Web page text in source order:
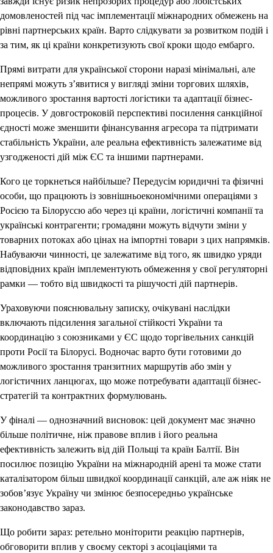
домовленостей під час імплементації міжнародних обмежень на
рівні партнерських країн. Варто слідкувати за розвитком подій і
за тим, як ці країни конкретизують свої кроки щодо ембарго.
Прямі витрати для української сторони наразі мінімальні, але
непрямі можуть з’явитися у вигляді зміни торгових шляхів,
можливого зростання вартості логістики та адаптації бізнес-
процесів. У довгостроковій перспективі посилення санкційної
єдності може зменшити фінансування агресора та підтримати
стабільність України, але реальна ефективність залежатиме від
узгодженості дій між ЄС та іншими партнерами.
Кого це торкнеться найбільше? Передусім юридичні та фізичні
особи, що працюють із зовнішньоекономічними операціями з
Росією та Білоруссю або через ці країни, логістичні компанії та
українські контрагенти; громадяни можуть відчути зміни у
товарних потоках або цінах на імпортні товари з цих напрямків.
Набуваючи чинності, це залежатиме від того, як швидко уряди
відповідних країн імплементують обмеження у свої регуляторні
рамки — тобто від швидкості та рішучості дій партнерів.
Ураховуючи пояснювальну записку, очікувані наслідки
включають підсилення загальної стійкості України та
координацію з союзниками у ЄС щодо торгівельних санкцій
проти Росії та Білорусі. Водночас варто бути готовими до
можливого зростання транзитних маршрутів або змін у
логістичних ланцюгах, що може потребувати адаптації бізнес-
стратегій та контрактних формулювань.
У фіналі — однозначний висновок: цей документ має значно
більше політичне, ніж правове вплив і його реальна
ефективність залежить від дій Польщі та країн Балтії. Він
посилює позицію України на міжнародній арені та може стати
каталізатором більш швидкої координації санкцій, але аж ніяк не
зобов’язує Україну чи змінює безпосередньо українське
законодавство зараз.
Що робити зараз: ретельно моніторити реакцію партнерів,
обговорити вплив у своєму секторі з асоціаціями та